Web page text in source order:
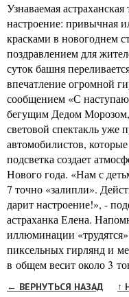
Узнаваемая
настроение: привычная
красками в новогоднем
поздравлением для
суток башня
впечатление огромной
сообщением «С
бегущим Дедом
световой спектакль уже
автомобилистов,
подсветка создает
Нового года. «Нам с
7 точно «залипли».
дарит настроение!», -
астраханка Елена.
иллюминации
пиксельных гирлянд и
в общем весит около 3
← ВЕРНУТЬСЯ НАЗАД ↑